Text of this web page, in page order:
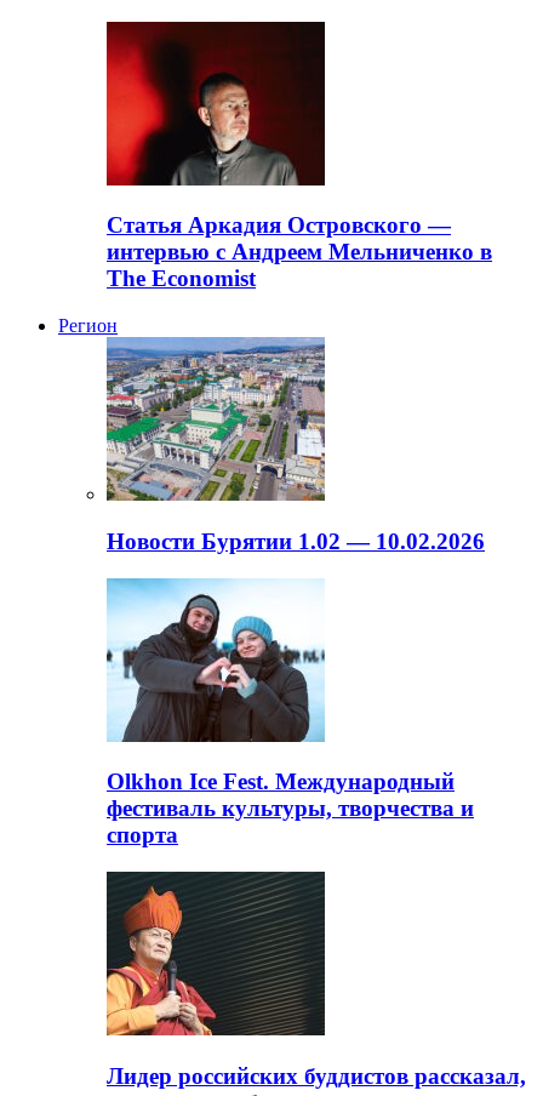
Статья Аркадия Островского —
интервью с Андреем Мельниченко в
The Economist
Регион
Новости Бурятии 1.02 — 10.02.2026
Olkhon Ice Fest. Международный
фестиваль культуры, творчества и
спорта
Лидер российских буддистов рассказал,